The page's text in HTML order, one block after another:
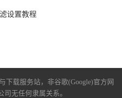
设置教程
下载服务站，非谷歌(Google)官方网
司无任何隶属关系。